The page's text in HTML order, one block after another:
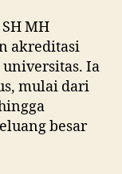
MH
akreditasi
Ia
mulai dari
besar